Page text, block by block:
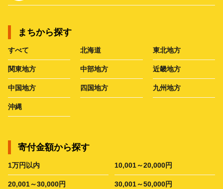
まちから探す
すべて 北海道 東北地方
関東地方 中部地方 近畿地方
中国地方 四国地方 九州地方
沖縄
寄付金額から探す
1万円以内 10,001～20,000円
20,001～30,000円 30,001～50,000円